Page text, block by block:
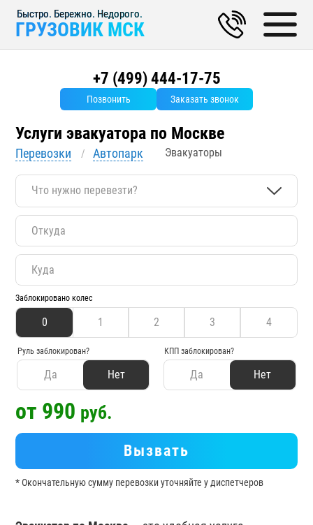
ГРУЗОВИК МСК
+7 (499) 444-17-75
Позвонить Заказать звонок
Услуги эвакуатора по Москве
Перевозки Автопарк Эвакуаторы
Что нужно перевезти?
Заблокировано колес
0 1 2 3 4
Руль заблокирован?
Да Нет
КПП заблокирован?
Да Нет
Вызвать
от 990 руб.
* Окончательную сумму перевозки уточняйте у диспетчеров